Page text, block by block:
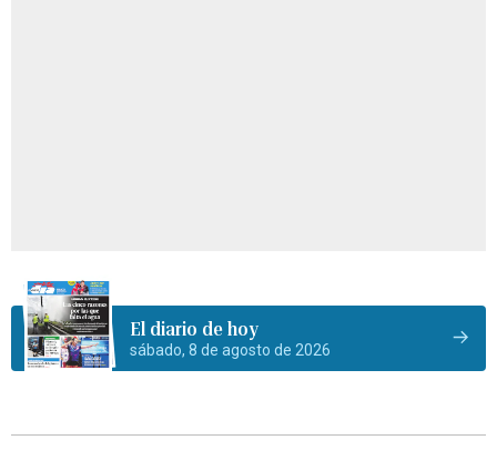
El diario de hoy
sábado, 8 de agosto de 2026